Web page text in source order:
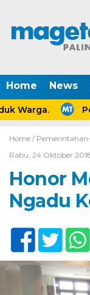
Home News
Warga.
Home /
Rabu, 24 Oktober
Honor
Ngadu